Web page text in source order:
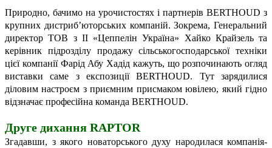
Природно, бачимо на урочистостях і партнерів BERTHOUD з
крупних дистриб’юторських компаній. Зокрема, Генеральний
директор ТОВ з ІІ «Цеппелін Україна» Хайко Крайзель та
керівник підрозділу продажу сільськогосподарської техніки
цієї компанії Фарід Абу Хадід кажуть, що розпочинають огляд
виставки саме з експозиції BERTHOUD. Тут зарядилися
діловим настроєм з приємним присмаком ювілею, який гідно
відзначає професійна команда BERTHOUD.
Друге дихання RAPTOR
Згадавши, з якого новаторського духу народилася компанія-